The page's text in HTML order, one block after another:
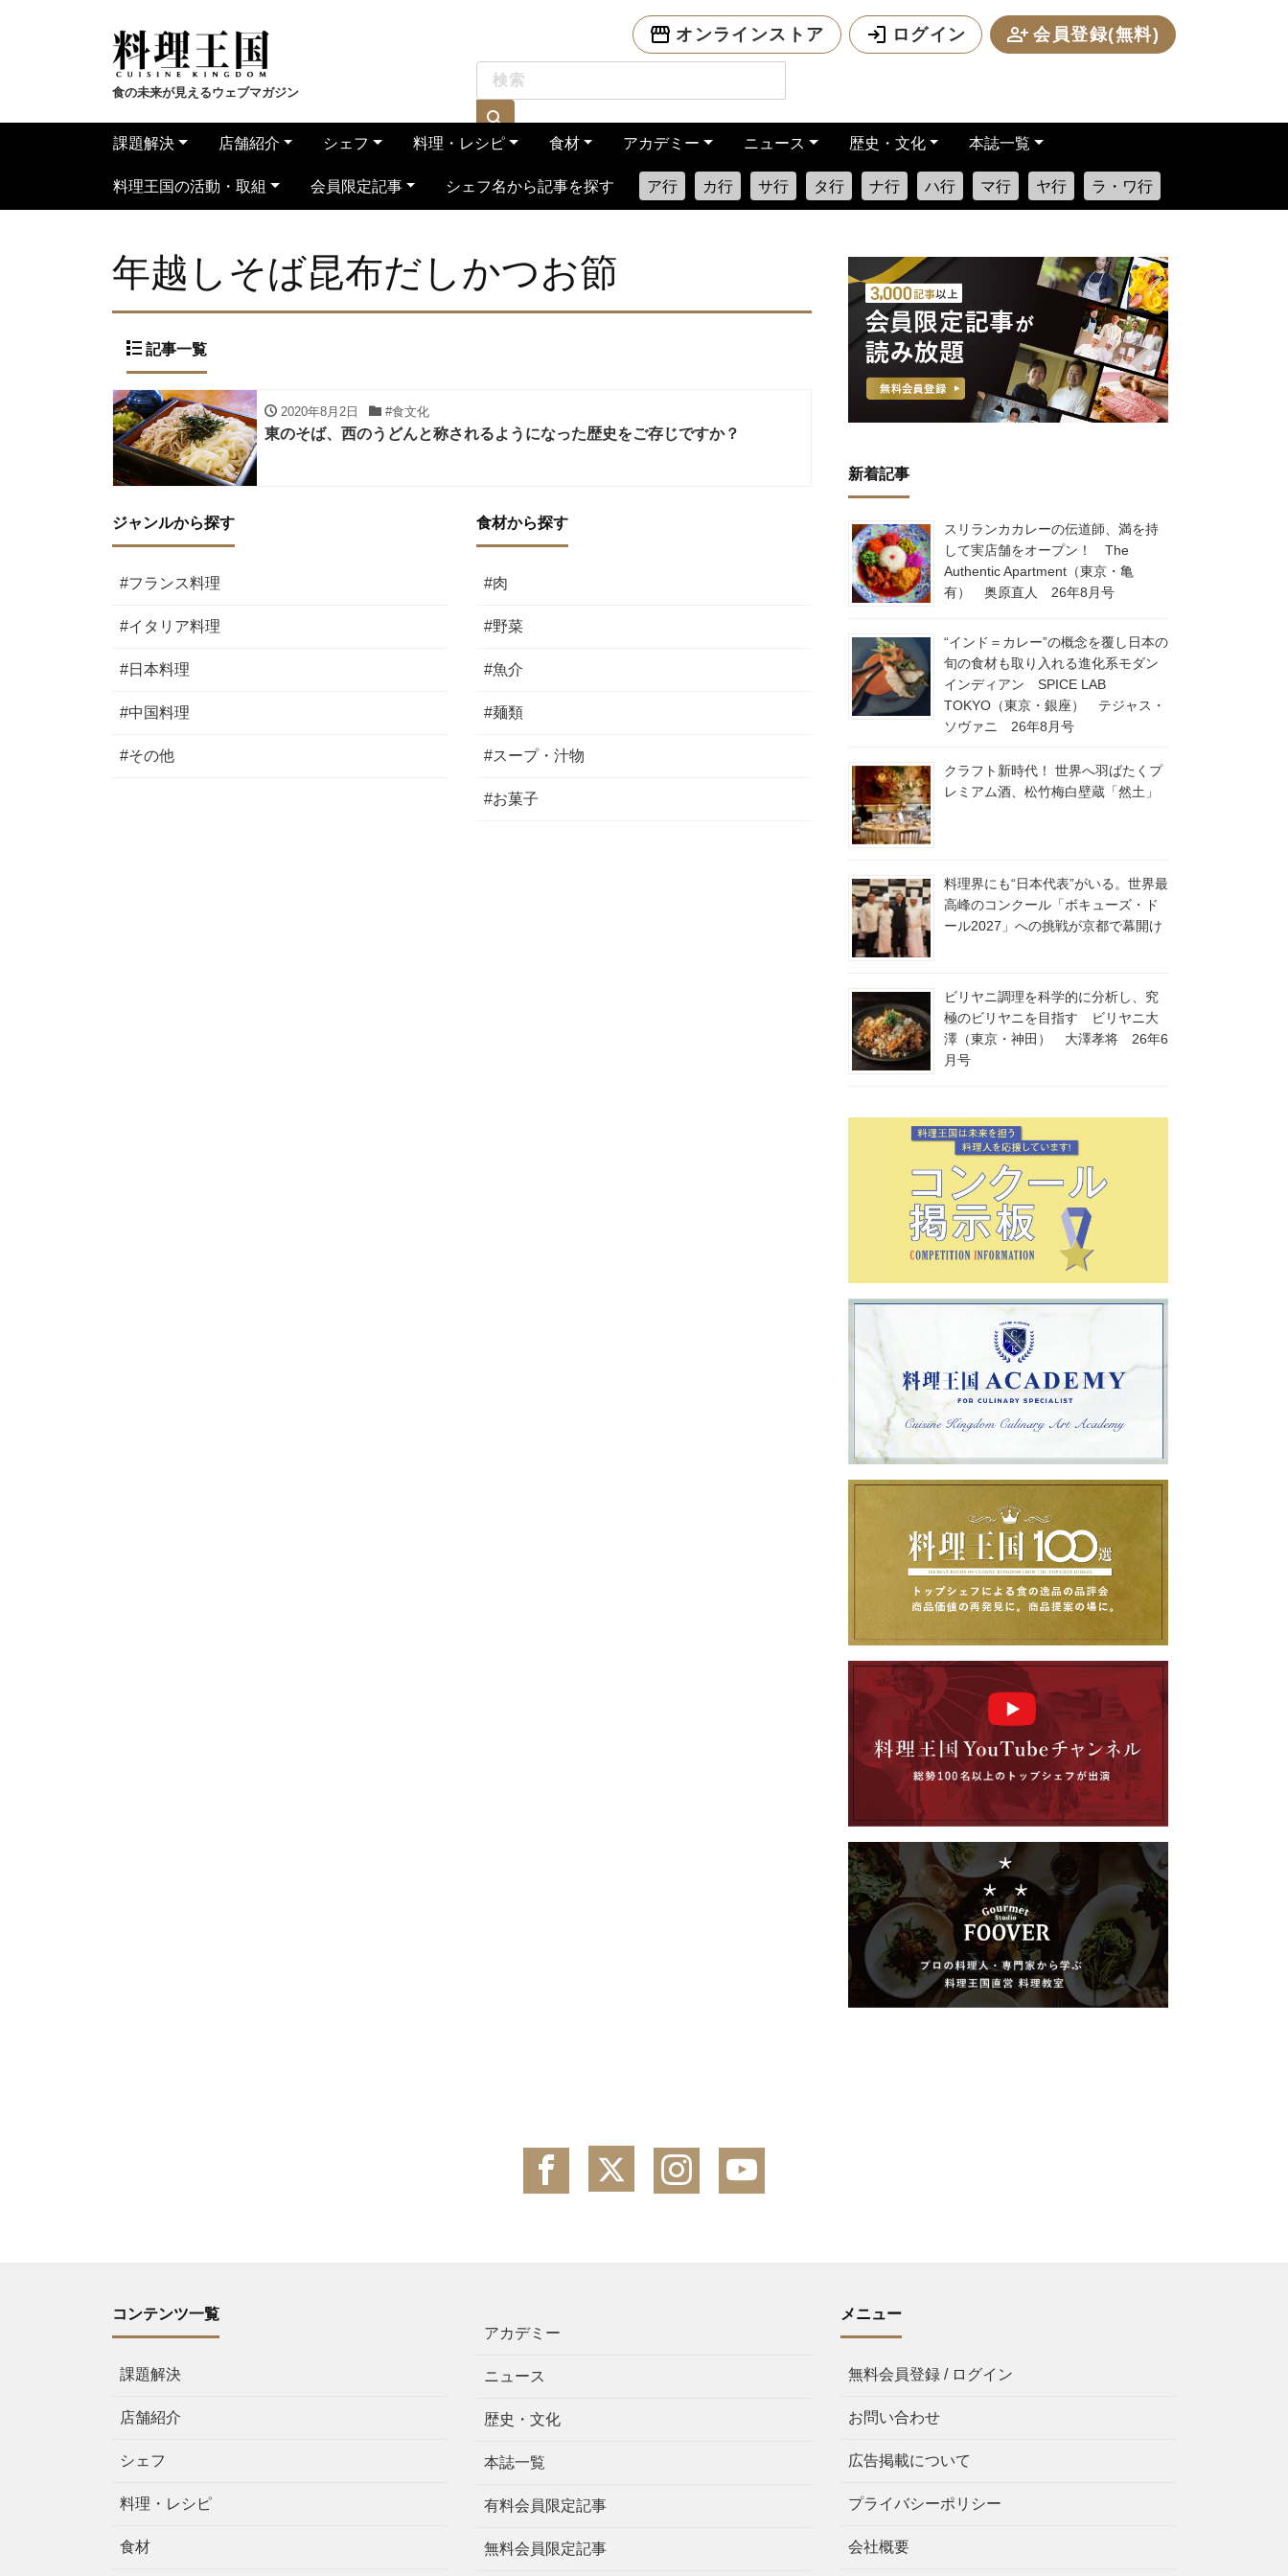
食の未来が見えるウェブマガジン
オンラインストア ログイン 会員登録(無料)
課題解決 店舗紹介 シェフ 料理・レシピ 食材 アカデミー ニュース 歴史・文化 本誌一覧
料理王国の活動・取組 会員限定記事 シェフ名から記事を探す ア行 カ行 サ行 タ行 ナ行 ハ行 マ行 ヤ行 ラ・ワ行
年越しそば昆布だしかつお節
記事一覧
2020年8月2日 #食文化
東のそば、西のうどんと称されるようになった歴史をご存じですか？
ジャンルから探す
#フランス料理
#イタリア料理
#日本料理
#中国料理
#その他
食材から探す
#肉
#野菜
#魚介
#麺類
#スープ・汁物
#お菓子
新着記事
スリランカカレーの伝道師、満を持
して実店舗をオープン！ The
Authentic Apartment（東京・亀
有） 奥原直人 26年8月号
“インド＝カレー”の概念を覆し日本の
旬の食材も取り入れる進化系モダン
インディアン SPICE LAB
TOKYO（東京・銀座） テジャス・
ソヴァニ 26年8月号
クラフト新時代！ 世界へ羽ばたくプ
レミアム酒、松竹梅白壁蔵「然土」
料理界にも“日本代表”がいる。世界最
高峰のコンクール「ボキューズ・ド
ール2027」への挑戦が京都で幕開け
ビリヤニ調理を科学的に分析し、究
極のビリヤニを目指す ビリヤニ大
澤（東京・神田） 大澤孝将 26年6
月号
コンテンツ一覧
課題解決
店舗紹介
シェフ
料理・レシピ
食材
アカデミー
ニュース
歴史・文化
本誌一覧
有料会員限定記事
無料会員限定記事
メニュー
無料会員登録 / ログイン
お問い合わせ
広告掲載について
プライバシーポリシー
会社概要